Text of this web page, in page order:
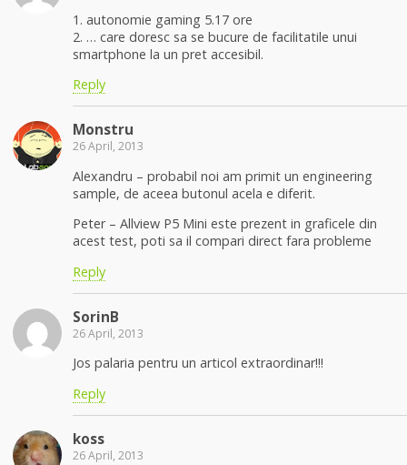
1. autonomie gaming 5.17 ore
2. … care doresc sa se bucure de facilitatile unui
smartphone la un pret accesibil.
Reply
Monstru
26 April, 2013
Alexandru – probabil noi am primit un engineering
sample, de aceea butonul acela e diferit.
Peter – Allview P5 Mini este prezent in graficele din
acest test, poti sa il compari direct fara probleme
Reply
SorinB
26 April, 2013
Jos palaria pentru un articol extraordinar!!!
Reply
koss
26 April, 2013